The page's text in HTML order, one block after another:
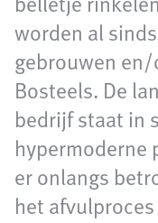
worden al
gebrouwen
Bosteels. De
bedrijf staat in
hypermoderne
er onlangs
het